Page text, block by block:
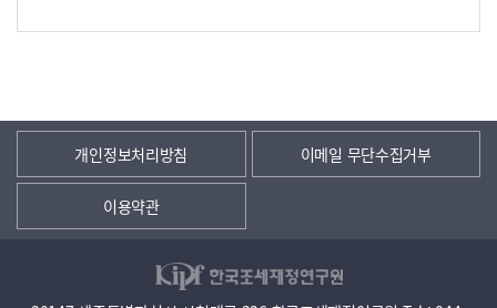
개인정보처리방침 이메일 무단수집거부
이용약관